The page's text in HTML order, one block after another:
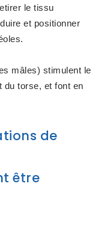
le tissu
et positionner
mâles) stimulent le
du torse, et font en
de
être